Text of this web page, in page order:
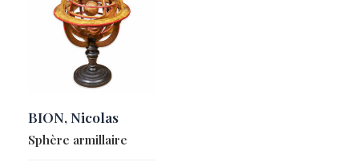
BION, Nicolas
Sphère armillaire